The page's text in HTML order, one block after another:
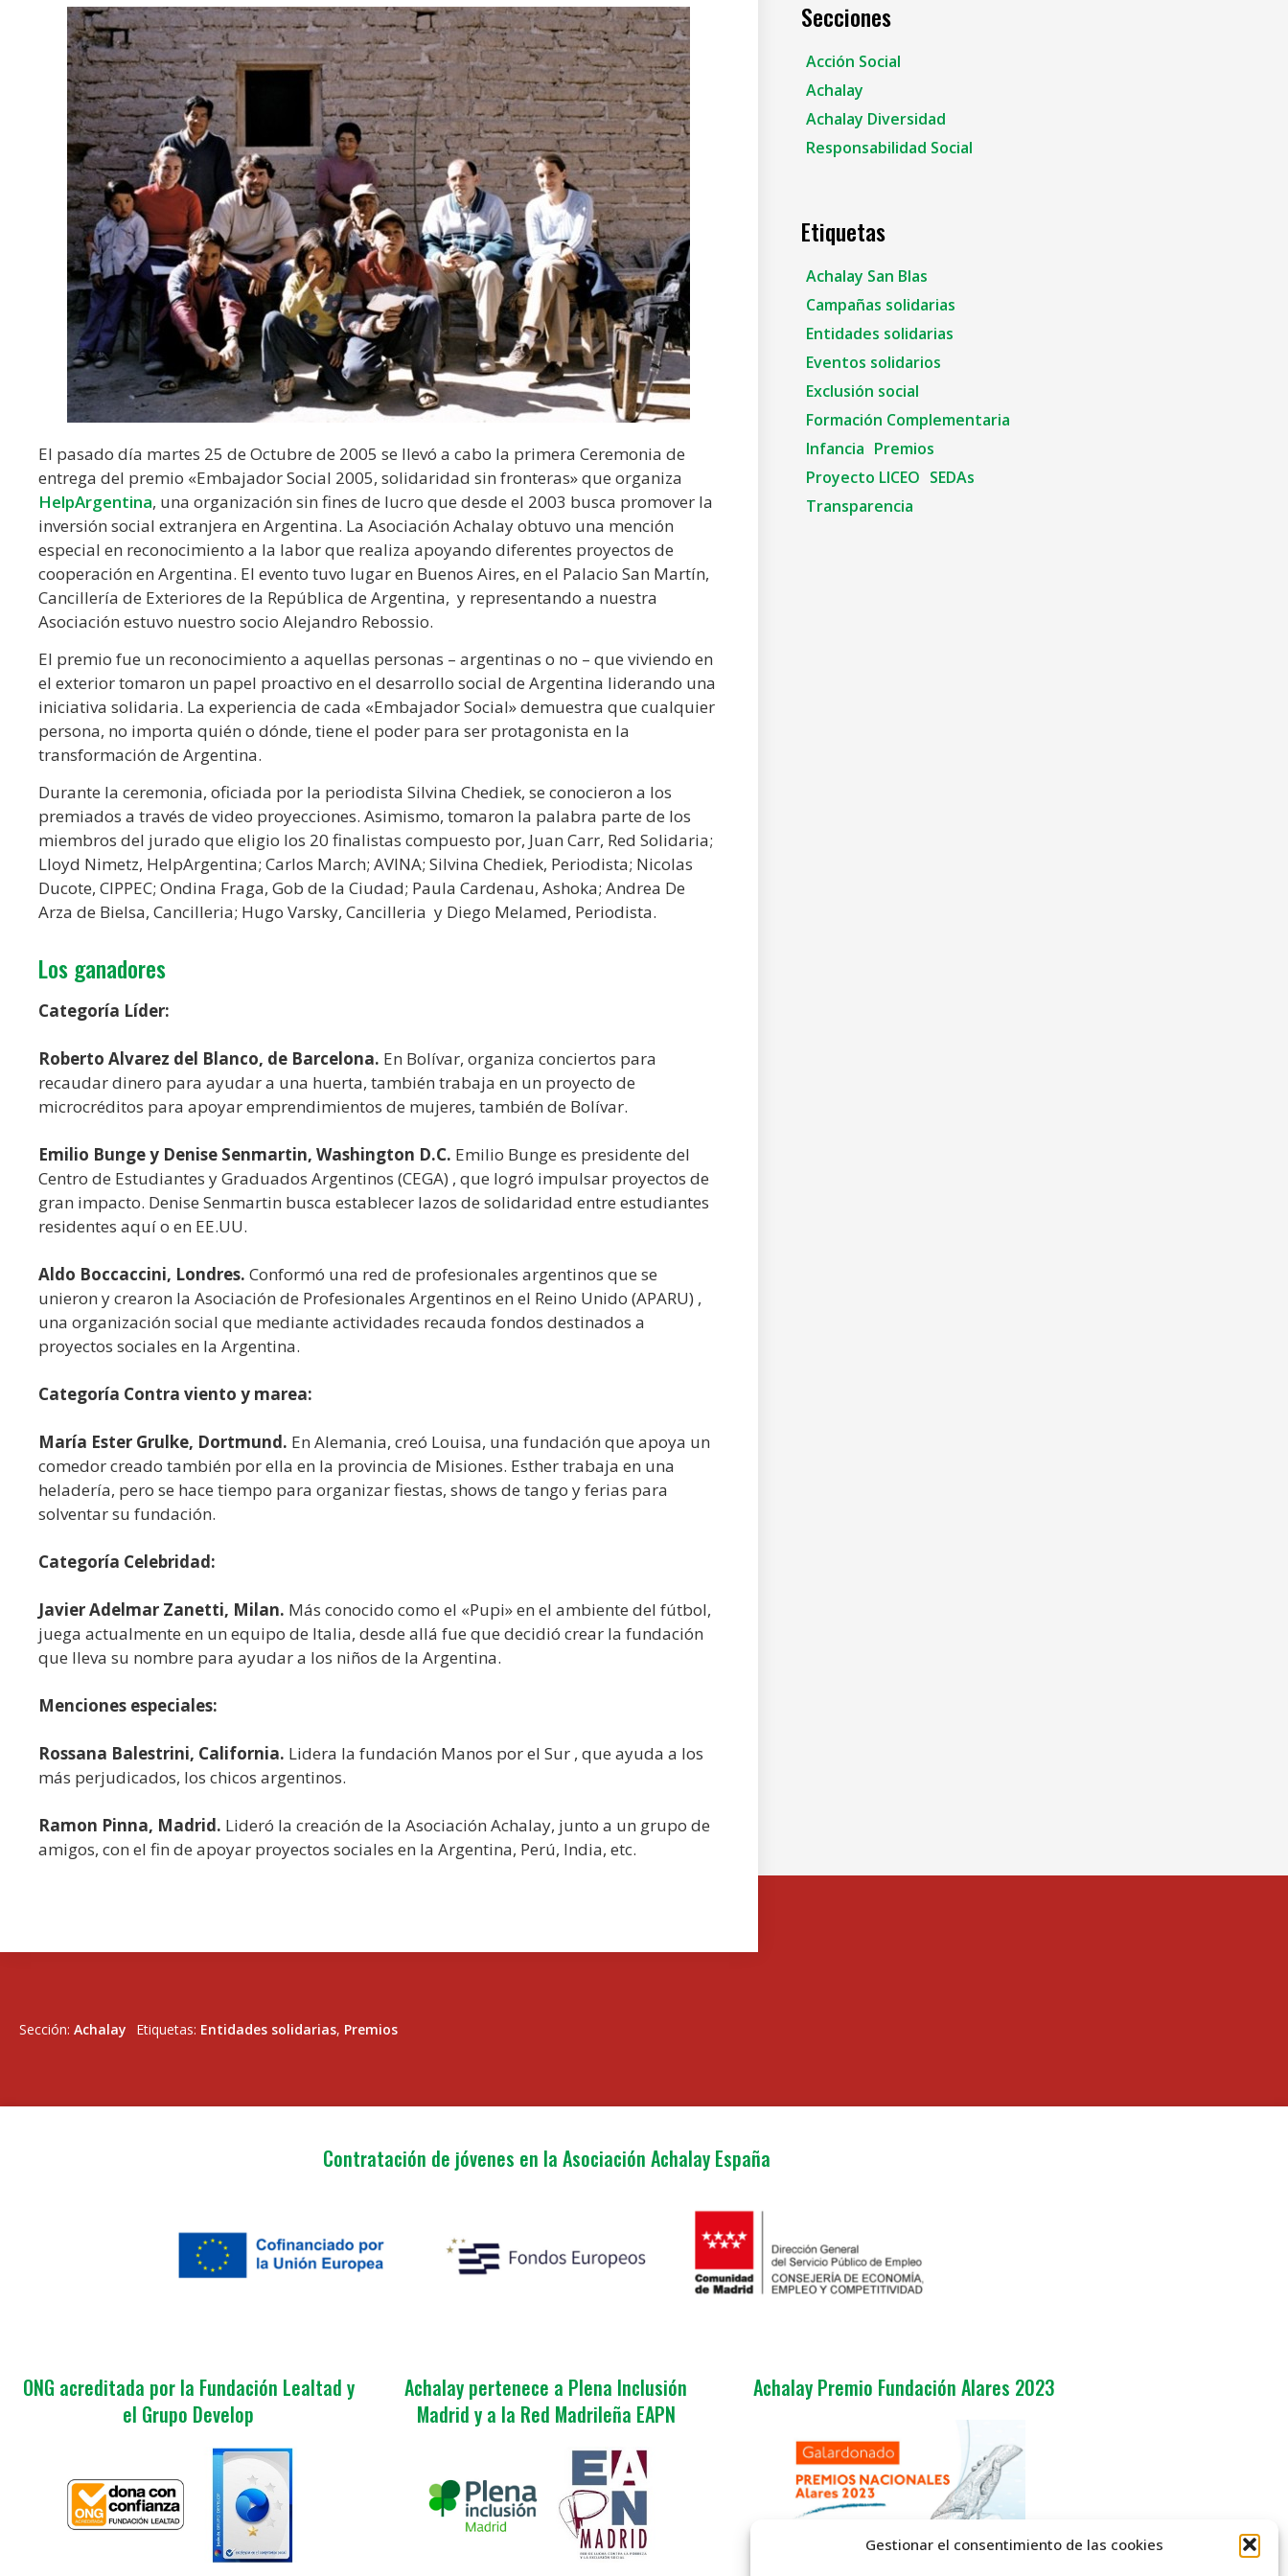
Gestionar el consentimiento de las cookies
El pasado día martes 25 de Octubre de 2005 se llevó a cabo la primera Ceremonia de
entrega del premio «Embajador Social 2005, solidaridad sin fronteras» que organiza
HelpArgentina, una organización sin fines de lucro que desde el 2003 busca promover la
inversión social extranjera en Argentina. La Asociación Achalay obtuvo una mención
especial en reconocimiento a la labor que realiza apoyando diferentes proyectos de
cooperación en Argentina. El evento tuvo lugar en Buenos Aires, en el Palacio San Martín,
Cancillería de Exteriores de la República de Argentina, y representando a nuestra
Asociación estuvo nuestro socio Alejandro Rebossio.
El premio fue un reconocimiento a aquellas personas – argentinas o no – que viviendo en
el exterior tomaron un papel proactivo en el desarrollo social de Argentina liderando una
iniciativa solidaria. La experiencia de cada «Embajador Social» demuestra que cualquier
persona, no importa quién o dónde, tiene el poder para ser protagonista en la
transformación de Argentina.
Durante la ceremonia, oficiada por la periodista Silvina Chediek, se conocieron a los
premiados a través de video proyecciones. Asimismo, tomaron la palabra parte de los
miembros del jurado que eligio los 20 finalistas compuesto por, Juan Carr, Red Solidaria;
Lloyd Nimetz, HelpArgentina; Carlos March; AVINA; Silvina Chediek, Periodista; Nicolas
Ducote, CIPPEC; Ondina Fraga, Gob de la Ciudad; Paula Cardenau, Ashoka; Andrea De
Arza de Bielsa, Cancilleria; Hugo Varsky, Cancilleria y Diego Melamed, Periodista.
Los ganadores
Categoría Líder:
Roberto Alvarez del Blanco, de Barcelona. En Bolívar, organiza conciertos para
recaudar dinero para ayudar a una huerta, también trabaja en un proyecto de
microcréditos para apoyar emprendimientos de mujeres, también de Bolívar.
Emilio Bunge y Denise Senmartin, Washington D.C. Emilio Bunge es presidente del
Centro de Estudiantes y Graduados Argentinos (CEGA) , que logró impulsar proyectos de
gran impacto. Denise Senmartin busca establecer lazos de solidaridad entre estudiantes
residentes aquí o en EE.UU.
Aldo Boccaccini, Londres. Conformó una red de profesionales argentinos que se
unieron y crearon la Asociación de Profesionales Argentinos en el Reino Unido (APARU) ,
una organización social que mediante actividades recauda fondos destinados a
proyectos sociales en la Argentina.
Categoría Contra viento y marea:
María Ester Grulke, Dortmund. En Alemania, creó Louisa, una fundación que apoya un
comedor creado también por ella en la provincia de Misiones. Esther trabaja en una
heladería, pero se hace tiempo para organizar fiestas, shows de tango y ferias para
solventar su fundación.
Categoría Celebridad:
Javier Adelmar Zanetti, Milan. Más conocido como el «Pupi» en el ambiente del fútbol,
juega actualmente en un equipo de Italia, desde allá fue que decidió crear la fundación
que lleva su nombre para ayudar a los niños de la Argentina.
Menciones especiales:
Rossana Balestrini, California. Lidera la fundación Manos por el Sur , que ayuda a los
más perjudicados, los chicos argentinos.
Ramon Pinna, Madrid. Lideró la creación de la Asociación Achalay, junto a un grupo de
amigos, con el fin de apoyar proyectos sociales en la Argentina, Perú, India, etc.
Secciones
Acción Social
Achalay
Achalay Diversidad
Responsabilidad Social
Etiquetas
Achalay San Blas
Campañas solidarias
Entidades solidarias
Eventos solidarios
Exclusión social
Formación Complementaria
Infancia Premios
Proyecto LICEO SEDAs
Transparencia
Sección: Achalay Etiquetas: Entidades solidarias, Premios
Contratación de jóvenes en la Asociación Achalay España
ONG acreditada por la Fundación Lealtad y
el Grupo Develop
Achalay pertenece a Plena Inclusión
Madrid y a la Red Madrileña EAPN
Achalay Premio Fundación Alares 2023